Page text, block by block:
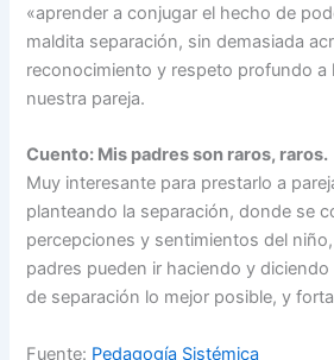
«aprender a conjugar el hecho de
maldita separación, sin demasiada
reconocimiento y respeto profundo a
nuestra pareja.
Cuento: Mis padres son raros, raros.
Muy interesante para prestarlo a
planteando la separación, donde se
percepciones y sentimientos del
padres pueden ir haciendo y
de separación lo mejor posible, y
Fuente: Pedagogía Sistémica